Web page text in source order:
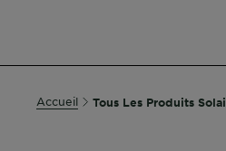
Accueil Tous Les Produits